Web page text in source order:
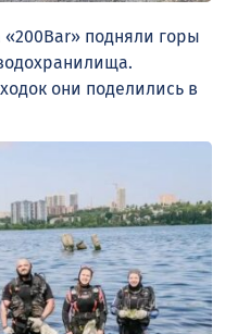
подняли горы
они поделились в